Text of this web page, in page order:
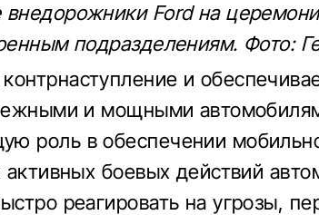
Ford на
подразделениям. Фото:
и
и мощными
роль в обеспечении
боевых действий
реагировать на угрозы,